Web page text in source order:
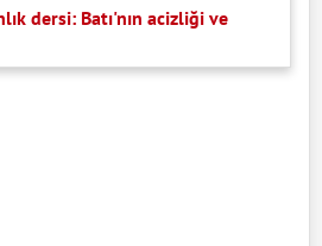
dersi: Batı'nın acizliği ve